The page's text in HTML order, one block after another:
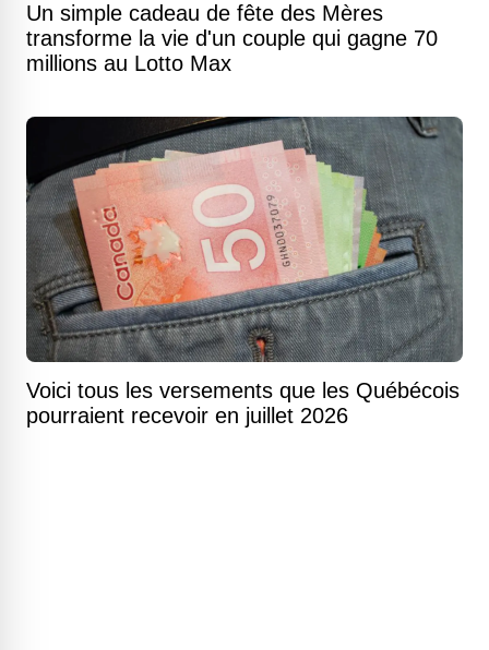
Un simple cadeau de fête des Mères
transforme la vie d'un couple qui gagne 70
millions au Lotto Max
Voici tous les versements que les Québécois
pourraient recevoir en juillet 2026